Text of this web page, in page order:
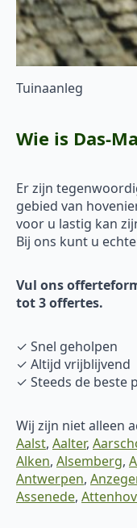
Tuinaanleg
Wie is Das-
Er zijn
gebied van
voor u lastig kan
Bij ons kunt u
Vul ons
tot 3 offertes.
✓ Snel geholpen
✓ Altijd vrijblijvend
✓ Steeds de beste
Wij zijn niet alleen
Aalst, Aalter,
Alken, Alsemberg,
Antwerpen,
Assenede,